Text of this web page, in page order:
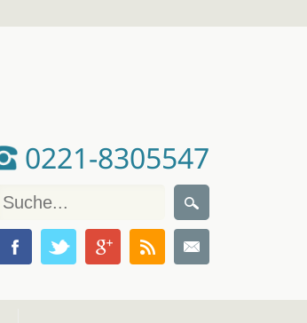
0221-8305547